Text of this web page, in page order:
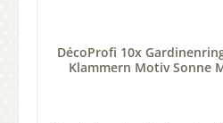
DécoProfi 10x
Klammern Motiv Sonne